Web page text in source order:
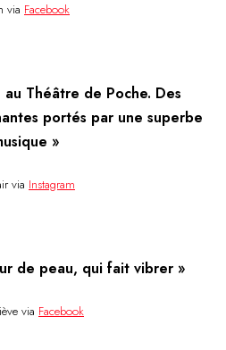
via Facebook
Théâtre de Poche. Des
portés par une superbe
»
via Instagram
de peau, qui fait vibrer »
via Facebook